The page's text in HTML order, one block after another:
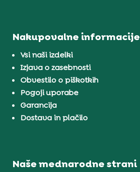
Nakupovalne informacije
Vsi naši izdelki
Izjava o zasebnosti
Obvestilo o piškotkih
Pogoji uporabe
Garancija
Dostava in plačilo
Naše mednarodne strani